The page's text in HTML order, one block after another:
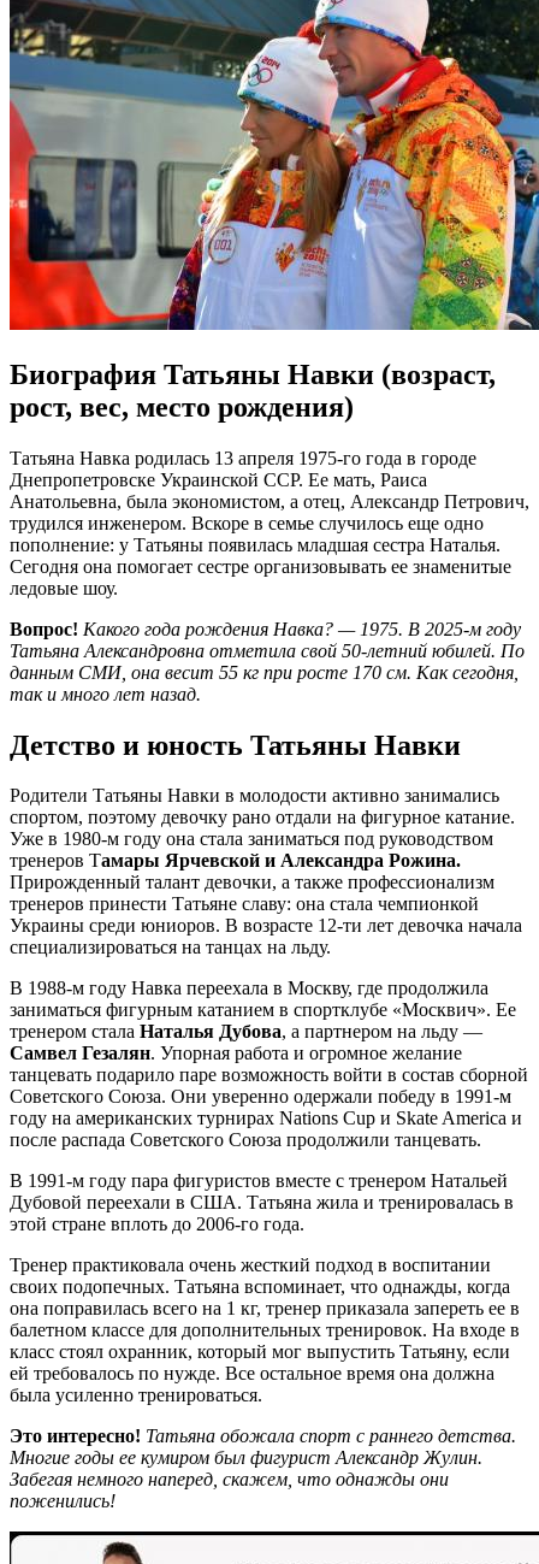
Биография Татьяны Навки (возраст,
рост, вес, место рождения)
Татьяна Навка родилась 13 апреля 1975-го года в городе
Днепропетровске Украинской ССР. Ее мать, Раиса
Анатольевна, была экономистом, а отец, Александр Петрович,
трудился инженером. Вскоре в семье случилось еще одно
пополнение: у Татьяны появилась младшая сестра Наталья.
Сегодня она помогает сестре организовывать ее знаменитые
ледовые шоу.
Вопрос! Какого года рождения Навка? — 1975. В 2025-м году
Татьяна Александровна отметила свой 50-летний юбилей. По
данным СМИ, она весит 55 кг при росте 170 см. Как сегодня,
так и много лет назад.
Детство и юность Татьяны Навки
Родители Татьяны Навки в молодости активно занимались
спортом, поэтому девочку рано отдали на фигурное катание.
Уже в 1980-м году она стала заниматься под руководством
тренеров Тамары Ярчевской и Александра Рожина.
Прирожденный талант девочки, а также профессионализм
тренеров принести Татьяне славу: она стала чемпионкой
Украины среди юниоров. В возрасте 12-ти лет девочка начала
специализироваться на танцах на льду.
В 1988-м году Навка переехала в Москву, где продолжила
заниматься фигурным катанием в спортклубе «Москвич». Ее
тренером стала Наталья Дубова, а партнером на льду —
Самвел Гезалян. Упорная работа и огромное желание
танцевать подарило паре возможность войти в состав сборной
Советского Союза. Они уверенно одержали победу в 1991-м
году на американских турнирах Nations Cup и Skate America и
после распада Советского Союза продолжили танцевать.
В 1991-м году пара фигуристов вместе с тренером Натальей
Дубовой переехали в США. Татьяна жила и тренировалась в
этой стране вплоть до 2006-го года.
Тренер практиковала очень жесткий подход в воспитании
своих подопечных. Татьяна вспоминает, что однажды, когда
она поправилась всего на 1 кг, тренер приказала запереть ее в
балетном классе для дополнительных тренировок. На входе в
класс стоял охранник, который мог выпустить Татьяну, если
ей требовалось по нужде. Все остальное время она должна
была усиленно тренироваться.
Это интересно! Татьяна обожала спорт с раннего детства.
Многие годы ее кумиром был фигурист Александр Жулин.
Забегая немного наперед, скажем, что однажды они
поженились!